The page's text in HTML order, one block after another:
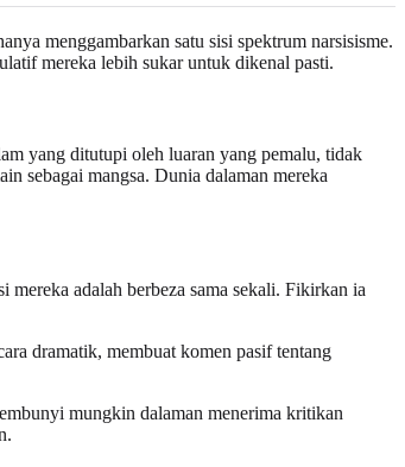
menggambarkan satu sisi spektrum narsisisme.
mereka lebih sukar untuk dikenal pasti.
yang ditutupi oleh luaran yang pemalu, tidak
sebagai mangsa. Dunia dalaman mereka
adalah berbeza sama sekali. Fikirkan ia
dramatik, membuat komen pasif tentang
mungkin dalaman menerima kritikan